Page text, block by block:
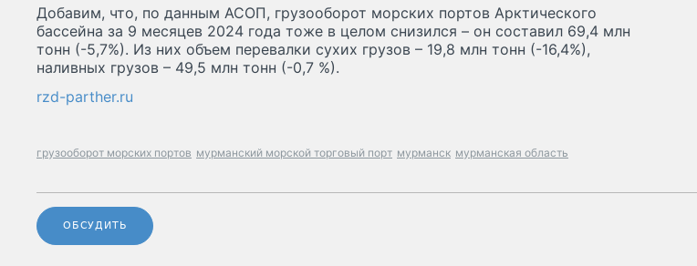
Добавим, что, по данным АСОП, грузооборот морских портов Арктического
бассейна за 9 месяцев 2024 года тоже в целом снизился – он составил 69,4 млн
тонн (-5,7%). Из них объем перевалки сухих грузов – 19,8 млн тонн (-16,4%),
наливных грузов – 49,5 млн тонн (-0,7 %).
rzd-parther.ru
грузооборот морских портов мурманский морской торговый порт мурманск мурманская область
ОБСУДИТЬ